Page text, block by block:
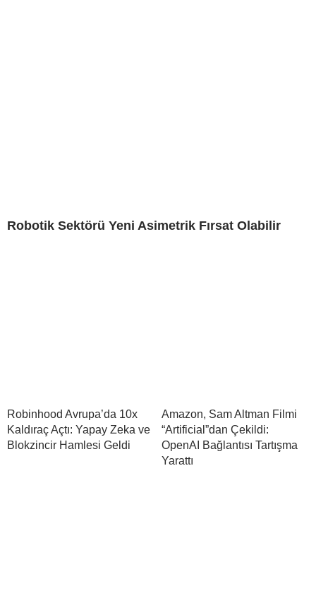
Robotik Sektörü Yeni Asimetrik Fırsat Olabilir
Robinhood Avrupa’da 10x
Kaldıraç Açtı: Yapay Zeka ve
Blokzincir Hamlesi Geldi
Amazon, Sam Altman Filmi
“Artificial”dan Çekildi:
OpenAI Bağlantısı Tartışma
Yarattı